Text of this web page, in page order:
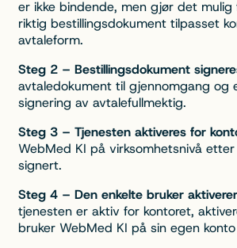
er ikke bindende, men gjør det
riktig bestillingsdokument tilpasset
avtaleform.
Steg 2 – Bestillingsdokument
avtaledokument til gjennomgang og
signering av avtalefullmektig.
Steg 3 – Tjenesten aktiveres for
WebMed KI på virksomhetsnivå
signert.
Steg 4 – Den enkelte bruker
tjenesten er aktiv for kontoret,
bruker WebMed KI på sin egen konto